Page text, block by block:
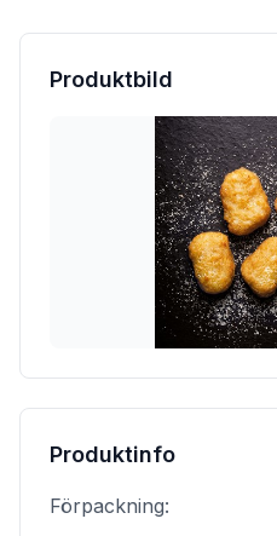
Produktbild
Produktinfo
Förpackning: